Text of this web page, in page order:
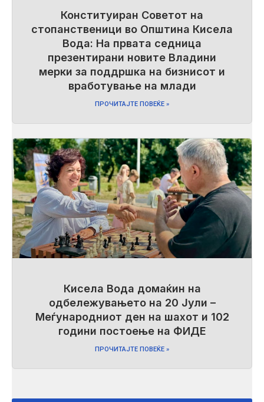
Конституиран Советот на
стопанственици во Општина Кисела
Вода: На првата седница
презентирани новите Владини
мерки за поддршка на бизнисот и
вработување на млади
ПРОЧИТАЈТЕ ПОВЕЌЕ »
Кисела Вода домаќин на
одбележувањето на 20 Јули –
Меѓународниот ден на шахот и 102
години постоење на ФИДЕ
ПРОЧИТАЈТЕ ПОВЕЌЕ »